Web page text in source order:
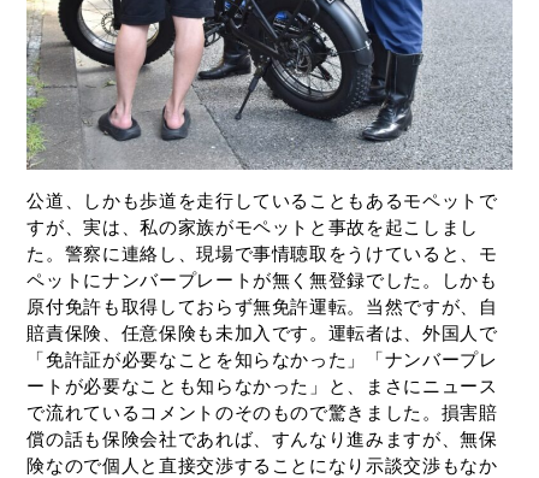
公道、しかも歩道を走行していることもあるモペットで
すが、実は、私の家族がモペットと事故を起こしまし
た。警察に連絡し、現場で事情聴取をうけていると、モ
ペットにナンバープレートが無く無登録でした。しかも
原付免許も取得しておらず無免許運転。当然ですが、自
賠責保険、任意保険も未加入です。運転者は、外国人で
「免許証が必要なことを知らなかった」「ナンバープレ
ートが必要なことも知らなかった」と、まさにニュース
で流れているコメントのそのもので驚きました。損害賠
償の話も保険会社であれば、すんなり進みますが、無保
険なので個人と直接交渉することになり示談交渉もなか